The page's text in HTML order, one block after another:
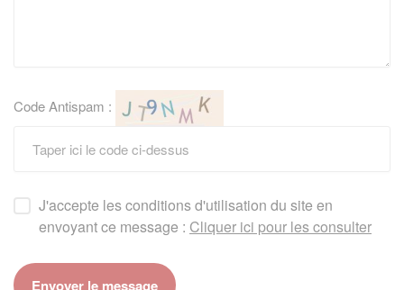
Code Antispam :
J'accepte les conditions d'utilisation du site en
envoyant ce message : Cliquer ici pour les consulter